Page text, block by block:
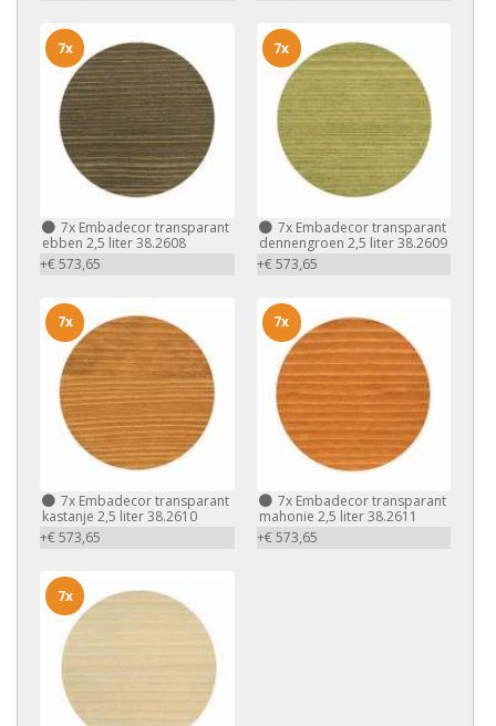
7x Embadecor transparant
ebben 2,5 liter 38.2608
+€ 573,65
7x
7xEmbadecor transparant
dennengroen 2,5 liter 38.2609
+€ 573,65
7x
7x Embadecor transparant
kastanje 2,5 liter 38.2610
+€ 573,65
7x
7xEmbadecor transparant
mahonie 2,5 liter 38.2611
+€ 573,65
7x
7x